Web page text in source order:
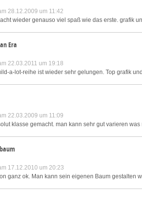
28.12.2009 um 11:42
wieder genauso viel spaß wie das erste. grafik
Era
22.03.2011 um 19:18
a-lot-reihe ist wieder sehr gelungen. Top grafik
22.03.2009 um 11:09
klasse gemacht. man kann sehr gut varieren
17.12.2010 um 20:23
ganz ok. Man kann sein eigenen Baum gestalten